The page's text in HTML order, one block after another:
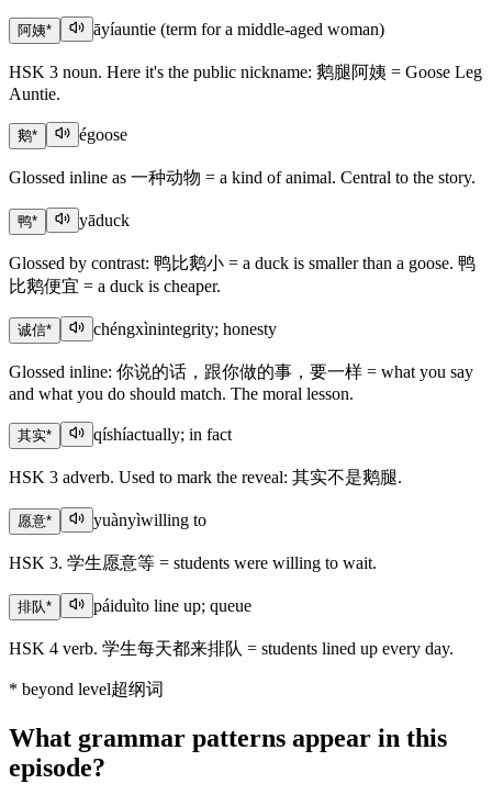
阿姨* āyíauntie (term for a middle-aged woman)
HSK 3 noun. Here it's the public nickname: 鹅腿阿姨 = Goose Leg
Auntie.
鹅* égoose
Glossed inline as 一种动物 = a kind of animal. Central to the story.
鸭* yāduck
Glossed by contrast: 鸭比鹅小 = a duck is smaller than a goose. 鸭
比鹅便宜 = a duck is cheaper.
诚信* chéngxìnintegrity; honesty
Glossed inline: 你说的话，跟你做的事，要一样 = what you say
and what you do should match. The moral lesson.
其实* qíshíactually; in fact
HSK 3 adverb. Used to mark the reveal: 其实不是鹅腿.
愿意* yuànyìwilling to
HSK 3. 学生愿意等 = students were willing to wait.
排队* páiduìto line up; queue
HSK 4 verb. 学生每天都来排队 = students lined up every day.
* beyond level超纲词
What grammar patterns appear in this
episode?